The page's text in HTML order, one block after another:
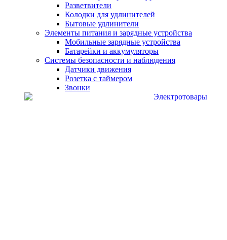
Разветвители
Колодки для удлинителей
Бытовые удлинители
Элементы питания и зарядные устройства
Мобильные зарядные устройства
Батарейки и аккумуляторы
Системы безопасности и наблюдения
Датчики движения
Розетка с таймером
Звонки